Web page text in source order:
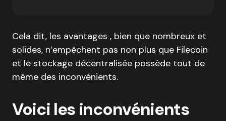
Cela dit, les avantages , bien que nombreux et
solides, n’empêchent pas non plus que Filecoin
et le stockage décentralisée possède tout de
même des inconvénients.
Voici les inconvénients